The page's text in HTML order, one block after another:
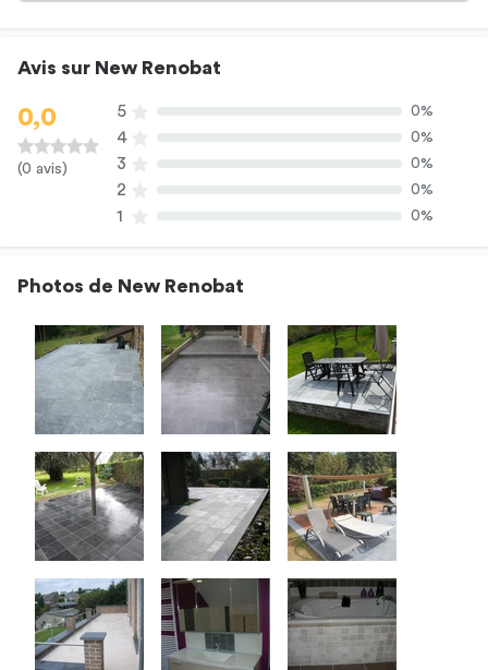
Avis sur New Renobat
0,0
(0 avis)
5 0%
4 0%
3 0%
2 0%
1 0%
Photos de New Renobat